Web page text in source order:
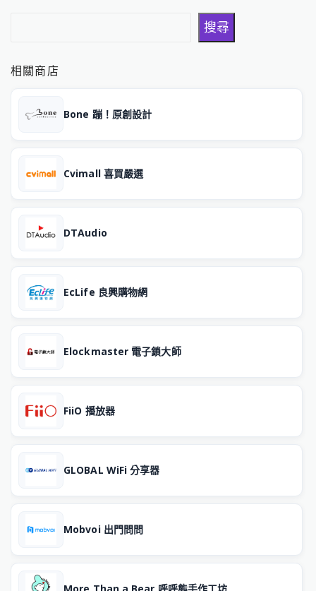
搜尋
相關商店
Bone 蹦！原創設計
Cvimall 喜買嚴選
DTAudio
EcLife 良興購物網
Elockmaster 電子鎖大師
FiiO 播放器
GLOBAL WiFi 分享器
Mobvoi 出門問問